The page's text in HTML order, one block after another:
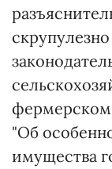
фермерском
"Об
имущества